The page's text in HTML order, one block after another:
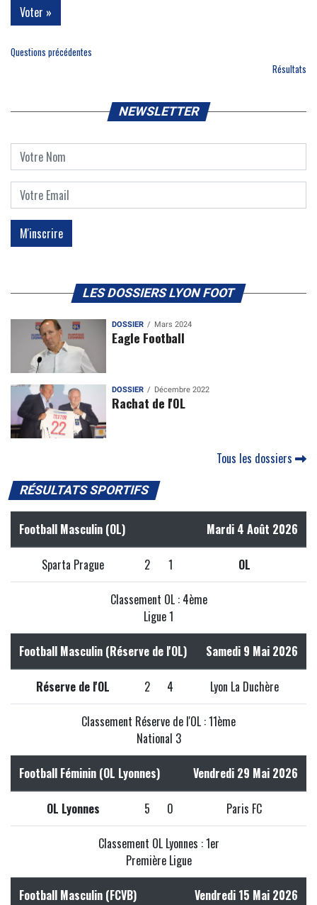
Questions précédentes
Résultats
NEWSLETTER
LES DOSSIERS LYON FOOT
DOSSIER Mars 2024
Eagle Football
DOSSIER Décembre 2022
Rachat de l'OL
Tous les dossiers
RÉSULTATS SPORTIFS
Football Masculin (OL) Mardi 4 Août 2026
Sparta Prague 2 1 OL
Classement OL : 4ème
Ligue 1
Football Masculin (Réserve de l'OL) Samedi 9 Mai 2026
Réserve de l'OL 2 4 Lyon La Duchère
Classement Réserve de l'OL : 11ème
National 3
Football Féminin (OL Lyonnes) Vendredi 29 Mai 2026
OL Lyonnes 5 0 Paris FC
Classement OL Lyonnes : 1er
Première Ligue
Football Masculin (FCVB) Vendredi 15 Mai 2026